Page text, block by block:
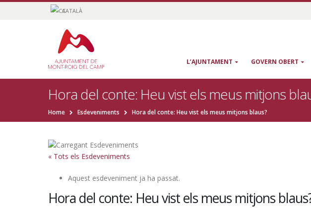
CATALÀ
L’AJUNTAMENT GOVERN OBERT
Hora del conte: Heu vist els meus mitjons
Home Esdeveniments Hora del conte: Heu vist els meus mitjons blaus?
« Tots els Esdeveniments
Aquest esdeveniment ja ha passat.
Hora del conte: Heu vist els meus mitjons